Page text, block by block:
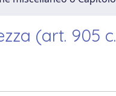
(art. 905